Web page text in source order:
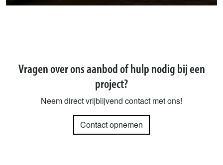
Vragen over ons aanbod of hulp nodig bij een
project?
Neem direct vrijblijvend contact met ons!
Contact opnemen